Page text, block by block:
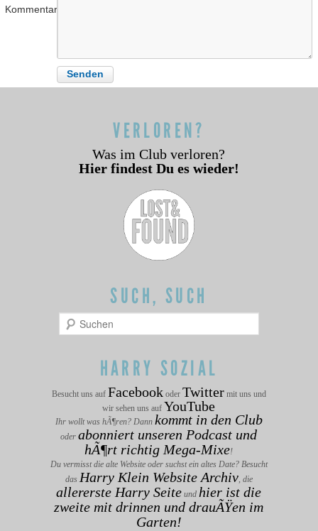
Kommentar
VERLOREN?
Was im Club verloren?
Hier findest Du es wieder!
SUCH, SUCH
Suchen
HARRY SOZIAL
Besucht uns auf Facebookoder Twittermit uns und
wir sehen uns auf YouTube
Ihr wollt was hÃ¶ren? Dann kommt in den Club
oderabonniert unseren Podcast und
hÃ¶rt richtig Mega-Mixe!
Du vermisst die alte Website oder suchst ein altes Date? Besucht
das Harry Klein Website Archiv, die
allererste Harry Seite undhier ist die
zweite mit drinnen und drauÃŸen im
Garten!